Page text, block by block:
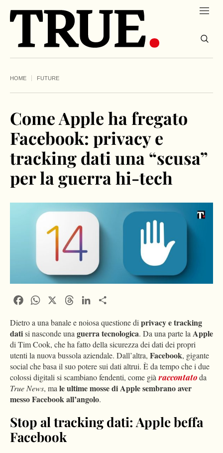
HOME FUTURE
Come Apple ha fregato
Facebook: privacy e
tracking dati una “scusa”
per la guerra hi-tech
FacebookWhatsApp ThreadsLinkedIn
Dietro a una banale e noiosa questione di privacye tracking
datisi nasconde una guerra tecnologica. Da una parte la Apple
di Tim Cook, che ha fatto della sicurezza dei dati dei propri
utenti la nuova bussola aziendale. Dall’altra, Facebook, gigante
social che basa il suo potere sui dati altrui. È da tempo che i due
colossi digitali si scambiano fendenti, come già raccontatoda
True News, ma le ultime mosse di Apple sembrano aver
messo Facebook all’angolo.
Stop al tracking dati: Apple beffa
Facebook